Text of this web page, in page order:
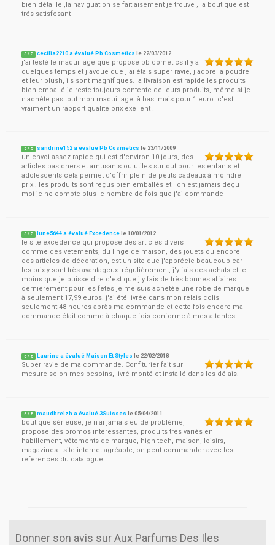
bien détaillé ,la naviguation se fait aisément je trouve , la boutique est
trés satisfesant
5 / 5 cecilia2210 a évalué Pb Cosmetics le 22/03/2012
j'ai testé le maquillage que propose pb cometics il y a
quelques temps et j'avoue que j'ai étais super ravie, j'adore la poudre
et leur blush, ils sont magnifiques. la livraison est rapide les produits
bien emballé je reste toujours contente de leurs produits, même si je
n'achète pas tout mon maquillage là bas. mais pour 1 euro. c'est
vraiment un rapport qualité prix exellent !
5 / 5 sandrine152 a évalué Pb Cosmetics le 23/11/2009
un envoi assez rapide qui est d'environ 10 jours, des
articles pas chers et amusants ou utiles surtout pour les enfants et
adolescents cela permet d'offrir plein de petits cadeaux à moindre
prix . les produits sont reçus bien emballés et l'on est jamais deçu
moi je ne compte plus le nombre de fois que j'ai commande
5 / 5 lune5644 a évalué Excedence le10/01/2012
le site excedence qui propose des articles divers
comme des vetements, du linge de maison, des jouets ou encore
des articles de décoration, est un site que j'apprécie beaucoup car
les prix y sont très avantageux. régulièrement, j'y fais des achats et le
moins que je puisse dire c'est que j'y fais de très bonnes affaires.
dernièrement pour les fetes je me suis achetée une robe de marque
à seulement 17,99 euros. j'ai été livrée dans mon relais colis
seulement 48 heures après ma commande et cette fois encore ma
commande était comme à chaque fois conforme à mes attentes.
5 / 5 Laurine a évalué Maison Et Styles le 22/02/2018
Super ravie de ma commande. Confiturier fait sur
mesure selon mes besoins, livré monté et installé dans les délais.
5 / 5 maudbreizh a évalué 3Suisses le05/04/2011
boutique sérieuse, je n'ai jamais eu de problème,
propose des promos intéressantes, produits très variés en
habillement, vêtements de marque, high tech, maison, loisirs,
magazines...site internet agréable, on peut commander avec les
références du catalogue
Donner son avis sur Aux Parfums Des Iles